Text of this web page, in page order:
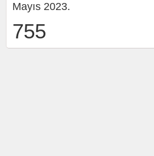
Mayıs 2023.
755